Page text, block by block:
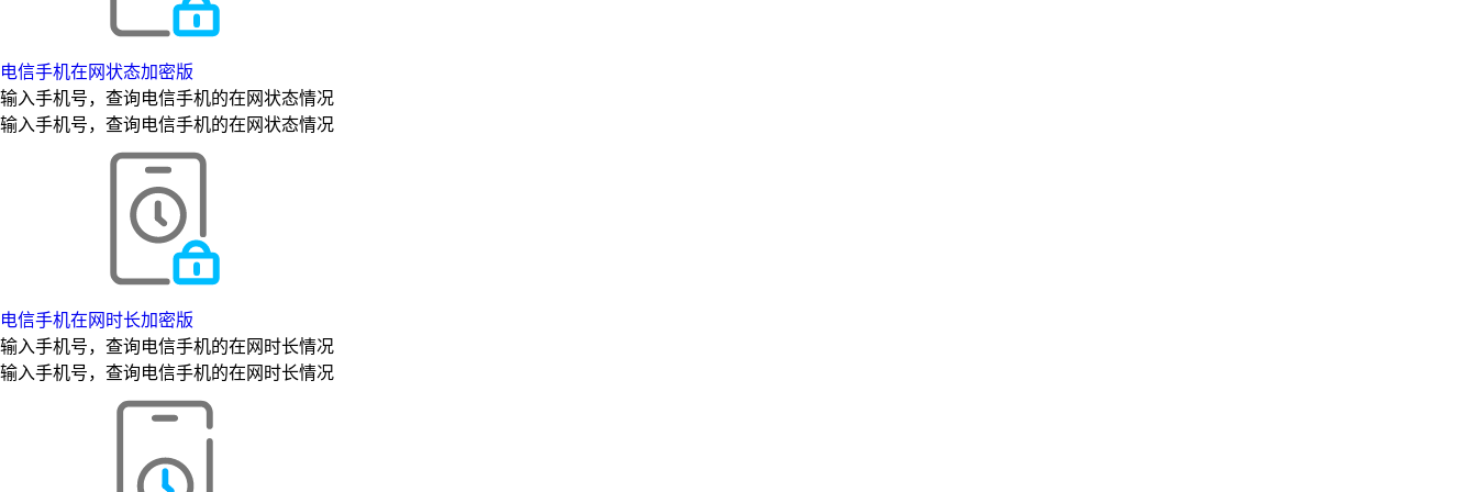
电信手机在网状态加密版
输入手机号，查询电信手机的在网状态情况
输入手机号，查询电信手机的在网状态情况
电信手机在网时长加密版
输入手机号，查询电信手机的在网时长情况
输入手机号，查询电信手机的在网时长情况